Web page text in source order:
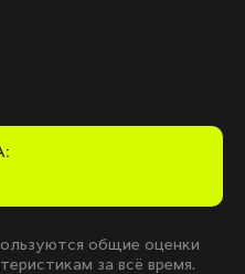
общие оценки
за всё время.